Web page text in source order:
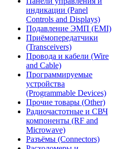
индикации (Panel
Controls and Displays)
Подавление ЭМП (EMI)
Приёмопередатчики
(Transceivers)
Провода и кабели (Wire
and Cable)
Программируемые
устройства
(Programmable Devices)
Прочие товары (Other)
Радиочастотные и СВЧ
компоненты (RF and
Microwave)
Разъёмы (Connectors)